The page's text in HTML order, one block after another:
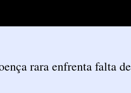
rara enfrenta falta de